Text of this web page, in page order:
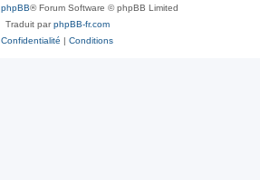
phpBB® Forum Software © phpBB Limited
Traduit parphpBB-fr.com
Confidentialité | Conditions